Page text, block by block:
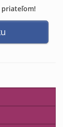
priateľom!